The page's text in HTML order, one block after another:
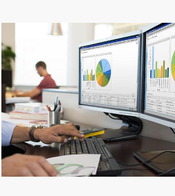
Report Social Mind
Slogan